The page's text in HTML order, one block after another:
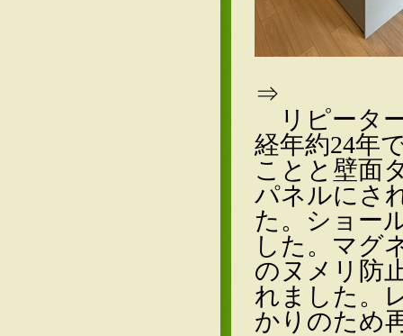
⇒ 対面
リピータ
経年約24年
ことと壁面
パネルにさ
た。ショー
した。マグ
のヌメリ防
れました。
かりのため